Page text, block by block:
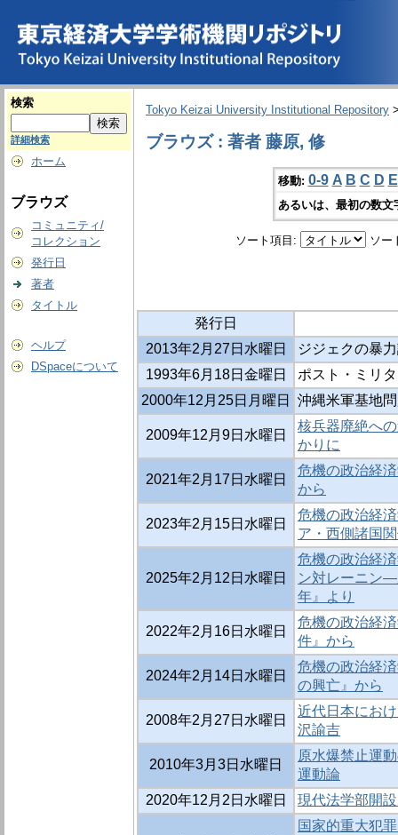
検索
詳細検索
ホーム
ブラウズ
コミュニティ/
コレクション
発行日
著者
タイトル
ヘルプ
DSpaceについて
Tokyo Keizai University Institutional Repository
ブラウズ : 著者 藤原, 修
移動: 0-9 A B C D E
あるいは、最初の数
ソート項目: ソー
発行日
2013年2月27日水曜日
ジジェクの暴
1993年6月18日金曜日
ポスト・ミリ
2000年12月25日月曜日
沖縄米軍基地
2009年12月9日水曜日
核兵器廃絶へ
かりに
2021年2月17日水曜日
危機の政治経
から
2023年2月15日水曜日
危機の政治経
ア・西側諸国
2025年2月12日水曜日
危機の政治経
ン対レーニン
年』より
2022年2月16日水曜日
危機の政治経
件』から
2024年2月14日水曜日
危機の政治経
の興亡』から
2008年2月27日水曜日
近代日本にお
沢諭吉
2010年3月3日水曜日
原水爆禁止運
運動論
2020年12月2日水曜日
現代法学部開
国家的重大犯